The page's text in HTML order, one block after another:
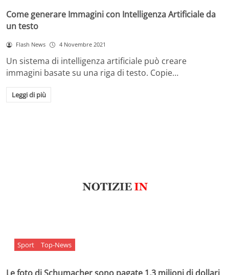
Come generare Immagini con Intelligenza Artificiale da
un testo
Flash News 4 Novembre 2021
Un sistema di intelligenza artificiale può creare
immagini basate su una riga di testo. Copie…
Leggi di più
Sport Top-News